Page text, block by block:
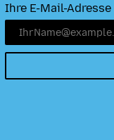
Ihre E-Mail-Adresse